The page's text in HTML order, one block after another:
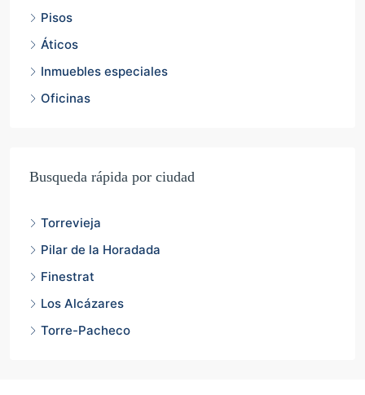
Pisos
Áticos
Inmuebles especiales
Oficinas
Busqueda rápida por ciudad
Torrevieja
Pilar de la Horadada
Finestrat
Los Alcázares
Torre-Pacheco